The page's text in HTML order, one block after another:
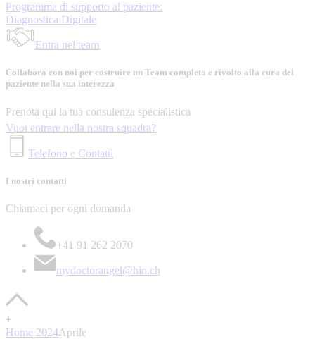
Programma di supporto al paziente:
Diagnostica Digitale
Entra nel team
Collabora con noi per costruire un Team completo e rivolto alla cura del
paziente nella sua interezza
Prenota qui la tua consulenza specialistica
Vuoi entrare nella nostra squadra?
Telefono e Contatti
I nostri contatti
Chiamaci per ogni domanda
+41 91 262 2070
mydoctorangel@hin.ch
+
Home 2024Aprile